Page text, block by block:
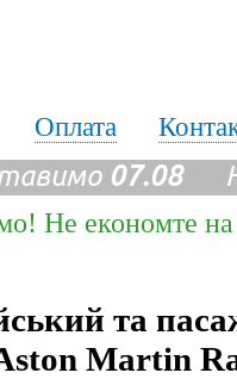
Оплата
07.08
Не економте на
та
Martin